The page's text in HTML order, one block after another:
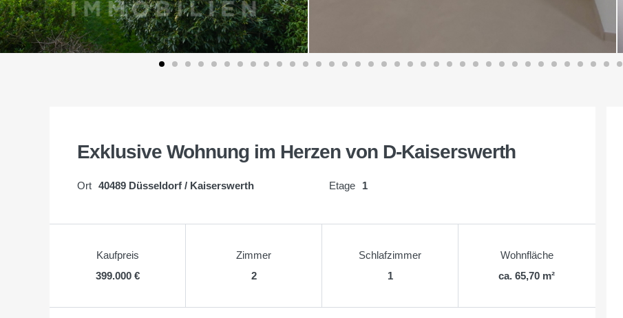
Exklusive Wohnung im Herzen von D-Kaiserswerth
Ort 40489 Düsseldorf / Kaiserswerth Etage 1
Kaufpreis
399.000 €
Zimmer
2
Schlafzimmer
1
Wohnfläche
ca. 65,70 m²